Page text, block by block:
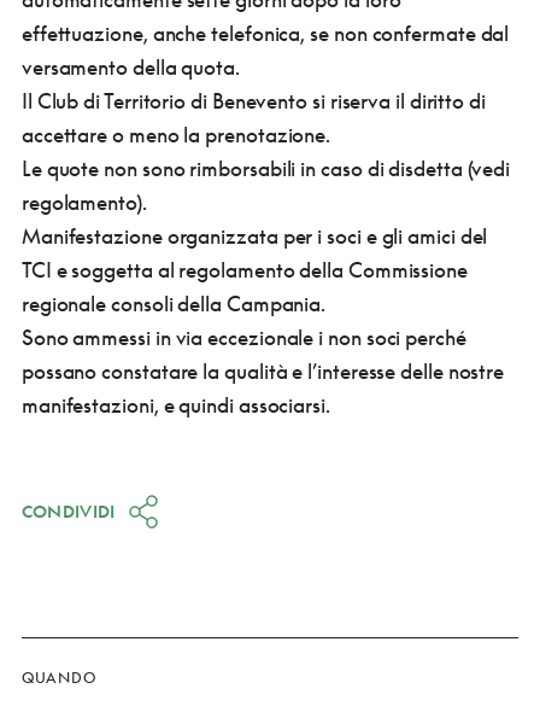
effettuazione, anche telefonica, se non confermate dal
versamento della quota.
Il Club di Territorio di Benevento si riserva il diritto di
accettare o meno la prenotazione.
Le quote non sono rimborsabili in caso di disdetta (vedi
regolamento).
Manifestazione organizzata per i soci e gli amici del
TCI e soggetta al regolamento della Commissione
regionale consoli della Campania.
Sono ammessi in via eccezionale i non soci perché
possano constatare la qualità e l’interesse delle nostre
manifestazioni, e quindi associarsi.
CONDIVIDI
QUANDO